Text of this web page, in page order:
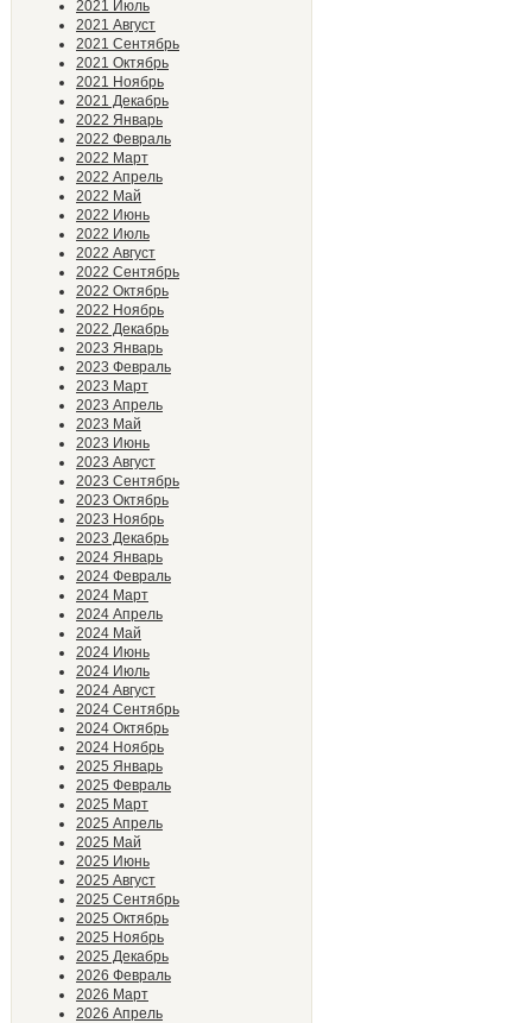
2021 Июль
2021 Август
2021 Сентябрь
2021 Октябрь
2021 Ноябрь
2021 Декабрь
2022 Январь
2022 Февраль
2022 Март
2022 Апрель
2022 Май
2022 Июнь
2022 Июль
2022 Август
2022 Сентябрь
2022 Октябрь
2022 Ноябрь
2022 Декабрь
2023 Январь
2023 Февраль
2023 Март
2023 Апрель
2023 Май
2023 Июнь
2023 Август
2023 Сентябрь
2023 Октябрь
2023 Ноябрь
2023 Декабрь
2024 Январь
2024 Февраль
2024 Март
2024 Апрель
2024 Май
2024 Июнь
2024 Июль
2024 Август
2024 Сентябрь
2024 Октябрь
2024 Ноябрь
2025 Январь
2025 Февраль
2025 Март
2025 Апрель
2025 Май
2025 Июнь
2025 Август
2025 Сентябрь
2025 Октябрь
2025 Ноябрь
2025 Декабрь
2026 Февраль
2026 Март
2026 Апрель